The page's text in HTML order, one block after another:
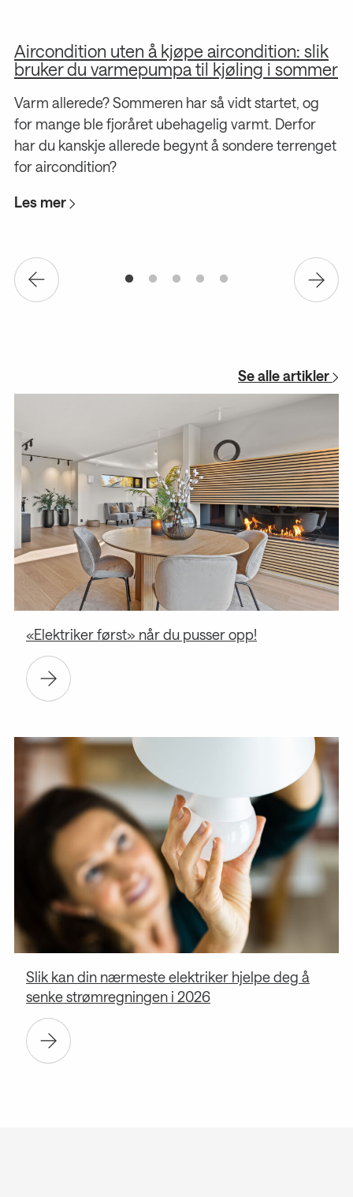
Aircondition uten å kjøpe aircondition: slik
bruker du varmepumpa til kjøling i sommer
Varm allerede? Sommeren har så vidt startet, og
for mange ble fjoråret ubehagelig varmt. Derfor
har du kanskje allerede begynt å sondere terrenget
for aircondition?
Les mer
Se alle artikler
«Elektriker først» når du pusser opp!
Slik kan din nærmeste elektriker hjelpe deg å
senke strømregningen i 2026